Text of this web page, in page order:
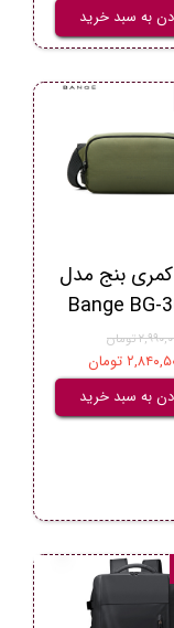
به سبد خرید
بنج مدل
Bange BG-
تومان
تومان
به سبد خرید